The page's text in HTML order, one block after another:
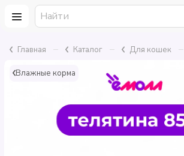
Главная – Каталог – Для кошек –
Влажные корма